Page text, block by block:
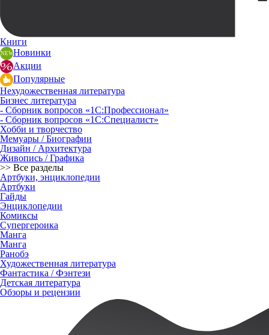
Книги
Новинки
Акции
Популярные
Нехудожественная литература
Бизнес литература
- Сборник вопросов «1С:Профессионал»
- Сборник вопросов «1С:Специалист»
Хобби и творчество
Мемуары / Биографии
Дизайн / Архитектура
Живопись / Графика
>> Все разделы
Артбуки, энциклопедии
Артбуки
Гайды
Энциклопедии
Комиксы
Супергероика
Манга
Манга
Ранобэ
Художественная литература
Фантастика / Фэнтези
Детская литература
Обзоры и рецензии